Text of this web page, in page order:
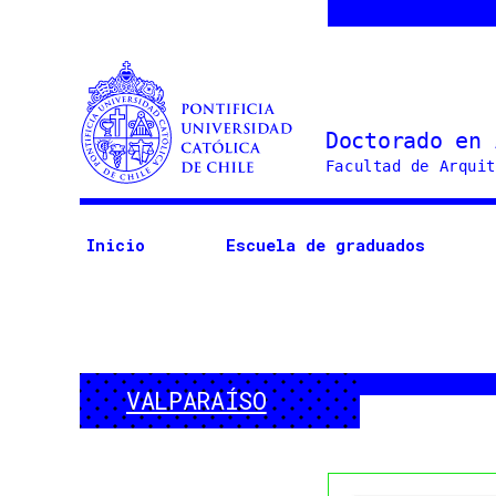
Doctorado
Arquitectura
Inicio Escuela de graduados
VALPARAÍSO